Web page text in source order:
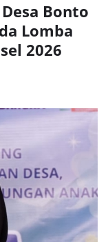
Bonto
Lomba
2026